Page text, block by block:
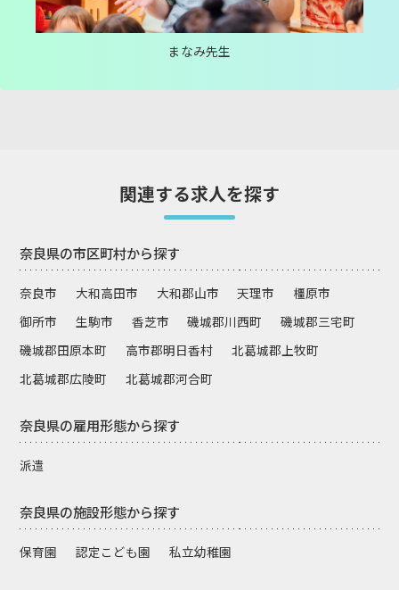
まなみ先生
関連する求人を探す
奈良県の市区町村から探す
奈良市 大和高田市 大和郡山市 天理市
橿原市
御所市
生駒市 香芝市 磯城郡川西町
磯城郡三宅町
磯城郡田原本町
高市郡明日香村
北葛城郡上牧町
北葛城郡広陵町
北葛城郡河合町
奈良県の雇用形態から探す
派遣
奈良県の施設形態から探す
保育園 認定こども園 私立幼稚園